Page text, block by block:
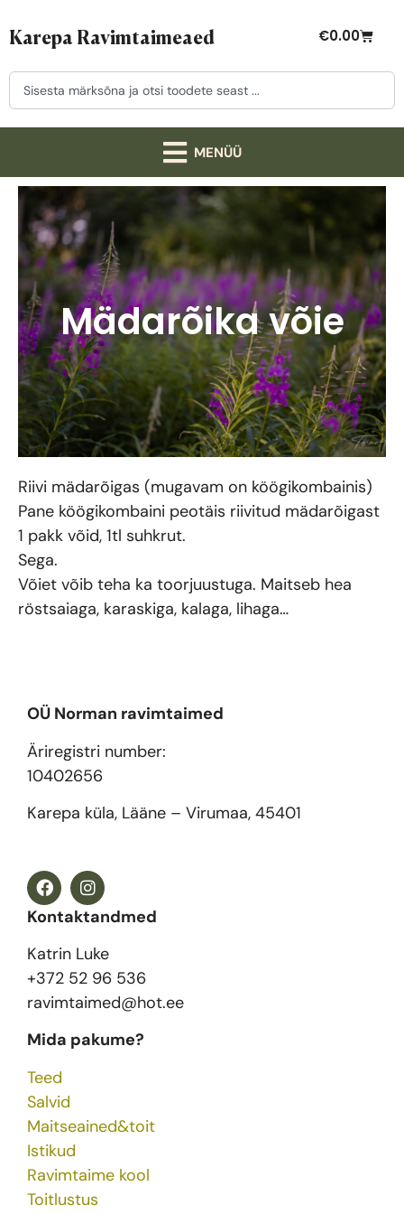
Karepa Ravimtaimeaed €0.00
Mädarõika võie
Riivi mädarõigas (mugavam on köögikombainis)
Pane köögikombaini peotäis riivitud mädarõigast
1 pakk võid, 1tl suhkrut.
Sega.
Võiet võib teha ka toorjuustuga. Maitseb hea
röstsaiaga, karaskiga, kalaga, lihaga…
OÜ Norman ravimtaimed
Äriregistri number:
10402656
Karepa küla, Lääne – Virumaa, 45401
Kontaktandmed
Katrin Luke
+372 52 96 536
ravimtaimed@hot.ee
Mida pakume?
Teed
Salvid
Maitseained&toit
Istikud
Ravimtaime kool
Toitlustus